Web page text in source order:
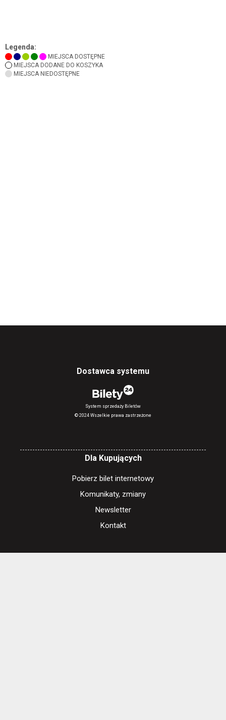
Legenda:
MIEJSCA DOSTĘPNE
MIEJSCA DODANE DO KOSZYKA
MIEJSCA NIEDOSTĘPNE
Dostawca systemu
System sprzedaży Biletów
© 2024 Wszelkie prawa zastrzeżone
Dla Kupujących
Pobierz bilet internetowy
Komunikaty, zmiany
Newsletter
Kontakt